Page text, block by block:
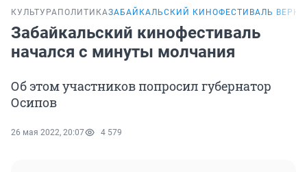
КУЛЬТУРА ПОЛИТИКАЗАБАЙКАЛЬСКИЙ КИНОФЕСТИВАЛЬ
Забайкальский кинофестиваль
начался с минуты молчания
Об этом участников попросил губернатор
Осипов
26 мая 2022, 20:07 4 579